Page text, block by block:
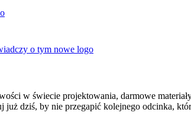
o tym nowe logo
w świecie projektowania, darmowe
już dziś, by nie przegapić kolejnego odcinka,